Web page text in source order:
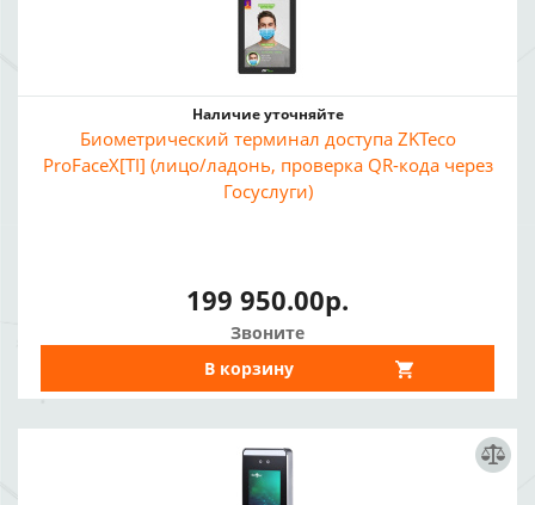
Наличие уточняйте
Биометрический терминал доступа ZKTeco
ProFaceX[TI] (лицо/ладонь, проверка QR-кода через
Госуслуги)
199 950.00р.
Звоните
В корзину